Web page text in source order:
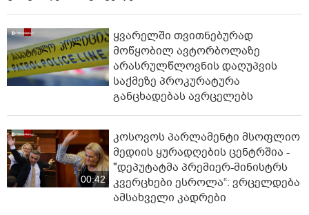
ყვარელში თვითნებურად
მოწყობილ ავტორბოლაზე
არასრულწლოვნის დაღუპვის
საქმეზე პროკურატურა
განცხადებას ავრცელებს
00:42
კოსოვოს პარლამენტი მსოფლიო
მედიის ყურადღების ცენტრშია -
"დეპუტატმა პრემიერ-მინისტრს
კვერცხები ესროლა“: ვრცელდება
ამსახველი კადრები